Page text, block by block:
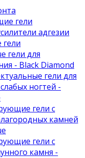
гели
адгезии
гели для
- Black Diamond
гели для
ногтей -
гели с
камней
гели с
камня -